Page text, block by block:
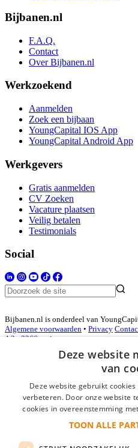
Bijbanen.nl
F.A.Q.
Contact
Over Bijbanen.nl
Werkzoekend
Aanmelden
Zoek een bijbaan
YoungCapital IOS App
YoungCapital Android App
Werkgevers
Gratis aanmelden
CV Zoeken
Vacature plaatsen
Veilig betalen
Testimonials
Social
Bijbanen.nl is onderdeel van
Algemene voorwaarden • Privacy
4.3 - 3366 reviews
Inloggen als bedrijf
*
Deze website
van
Deze website gebruikt
verbeteren. Door onze website
cookies in overeenstemming
TOON ALLE